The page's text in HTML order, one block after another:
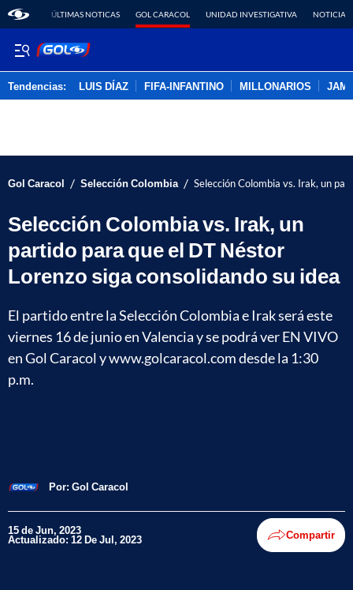
ÚLTIMAS NOTICAS GOL CARACOL UNIDAD INVESTIGATIVA NOTICIAS
Tendencias: LUIS DÍAZ FIFA-INFANTINO MILLONARIOS
Gol Caracol / Selección Colombia / Selección Colombia vs. Irak, un
Selección Colombia vs. Irak, un
partido para que el DT Néstor
Lorenzo siga consolidando su idea
El partido entre la Selección Colombia e Irak será este
viernes 16 de junio en Valencia y se podrá ver EN VIVO
en Gol Caracol y www.golcaracol.com desde la 1:30
p.m.
Por: Gol Caracol
15 de Jun, 2023
Actualizado: 12 De Jul, 2023 Compartir